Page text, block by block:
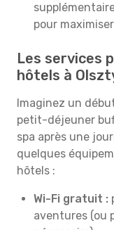
pour
Les services
hôtels à
Imaginez un
petit-déjeuner
spa après une
quelques
hôtels :
Wi-Fi gratuit :
aventures (ou